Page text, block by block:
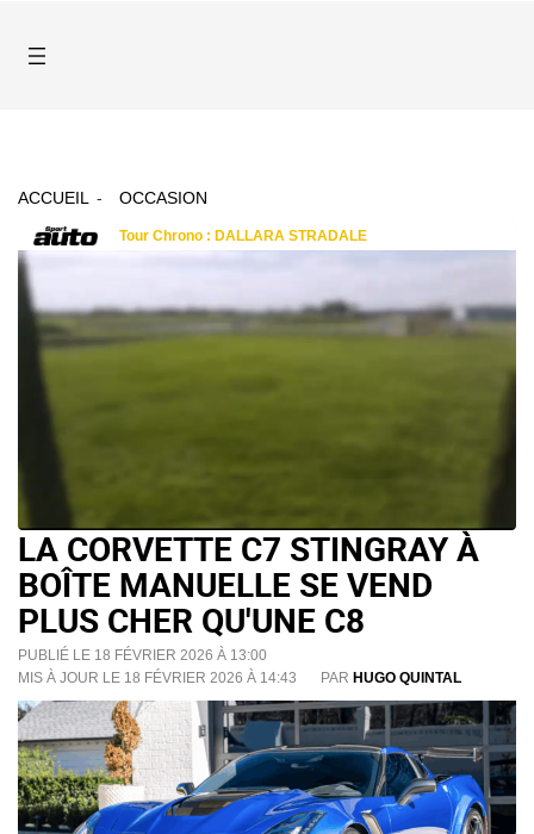
ACCUEIL OCCASION
LA CORVETTE C7 STINGRAY À
BOÎTE MANUELLE SE VEND
PLUS CHER QU'UNE C8
PUBLIÉ LE 18 FÉVRIER 2026 À 13:00
MIS À JOUR LE 18 FÉVRIER 2026 À 14:43
PAR HUGO QUINTAL